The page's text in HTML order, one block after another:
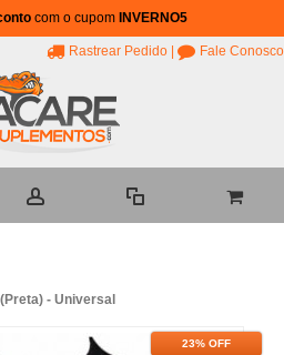
com o cupom INVERNO5
Rastrear Pedido Fale Conosco
- Universal
23% OFF